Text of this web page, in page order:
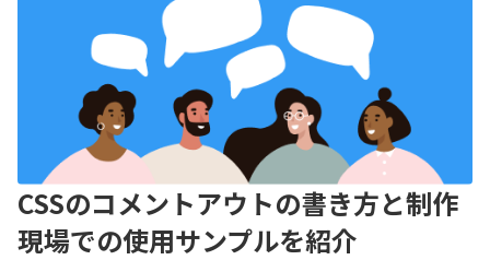
CSSのコメントアウトの書き方と制作
現場での使用サンプルを紹介